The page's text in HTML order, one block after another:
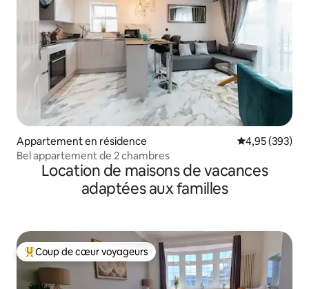
Appartement en résidence Évaluation
4,95 (393)
Bel appartement de 2 chambres
Location de maisons de vacances
adaptées aux familles
Coups de cœur voyageurs les plus appréciés
Coup de cœur voyageurs